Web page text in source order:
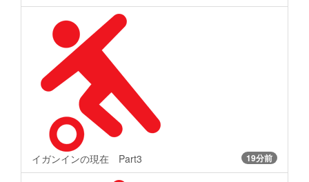
イガンインの現在 Part3 19分前